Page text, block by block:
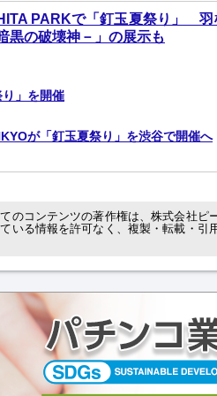
PARKで「釘玉夏祭り」 羽
黒の破壊神－」の展示も
」を開催
が「釘玉夏祭り」を渋谷で開催へ
のコンテンツの著作権は、株式会社ピ
いる情報を許可なく、複製・転載・引